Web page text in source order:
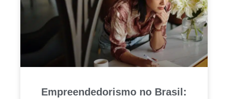
Empreendedorismo no Brasil: